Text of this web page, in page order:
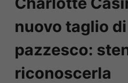
nuovo taglio
pazzesco:
riconoscerla